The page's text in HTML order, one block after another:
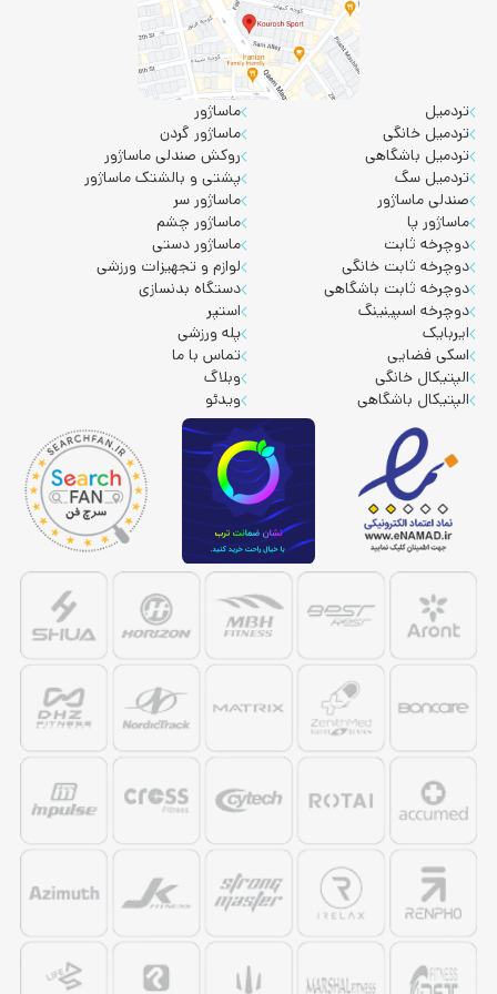
تردمیل
تردمیل خانگی
تردمیل باشگاهی
تردمیل سگ
صندلی ماساژور
ماساژور پا
دوچرخه ثابت
دوچرخه ثابت خانگی
دوچرخه ثابت باشگاهی
دوچرخه اسپینینگ
ایربایک
اسکی فضایی
الپتیکال خانگی
الپتیکال باشگاهی
ماساژور
ماساژور گردن
روکش صندلی ماساژور
پشتی و بالشتک ماساژور
ماساژور سر
ماساژور چشم
ماساژور دستی
لوازم و تجهیزات ورزشی
دستگاه بدنسازی
استپر
پله ورزشی
تماس با ما
وبلاگ
ویدئو